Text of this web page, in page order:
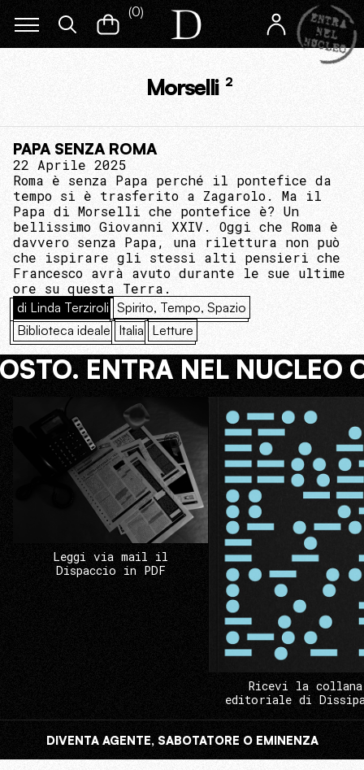
(0)
Morselli 2
PAPA SENZA ROMA
22 Aprile 2025
Roma è senza Papa perché il pontefice da
tempo si è trasferito a Zagarolo. Ma il
Papa di Morselli che pontefice è? Un
bellissimo Giovanni XXIV. Oggi che Roma è
davvero senza Papa, una rilettura non può
che ispirare gli stessi alti pensieri che
Francesco avrà avuto durante le sue ultime
ore su questa Terra.
di Linda Terziroli Spirito, Tempo, Spazio
Biblioteca ideale Italia Letture
ENTRA NEL NUCLEO
Leggi via mail il
Dispaccio in PDF
Ricevi la collana
editoriale di
DIVENTA AGENTE, SABOTATORE O EMINENZA